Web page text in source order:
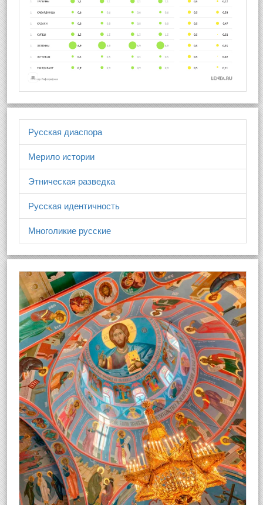
Русская диаспора
Мерило истории
Этническая разведка
Русская идентичность
Многоликие русские